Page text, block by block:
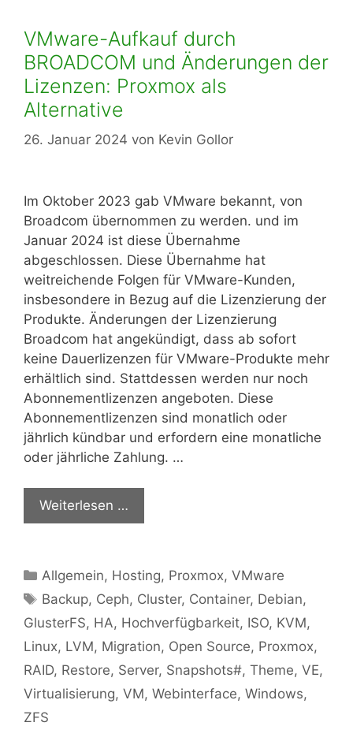
VMware-Aufkauf durch
BROADCOM und Änderungen der
Lizenzen: Proxmox als
Alternative
26. Januar 2024 von Kevin Gollor
Im Oktober 2023 gab VMware bekannt, von
Broadcom übernommen zu werden. und im
Januar 2024 ist diese Übernahme
abgeschlossen. Diese Übernahme hat
weitreichende Folgen für VMware-Kunden,
insbesondere in Bezug auf die Lizenzierung der
Produkte. Änderungen der Lizenzierung
Broadcom hat angekündigt, dass ab sofort
keine Dauerlizenzen für VMware-Produkte mehr
erhältlich sind. Stattdessen werden nur noch
Abonnementlizenzen angeboten. Diese
Abonnementlizenzen sind monatlich oder
jährlich kündbar und erfordern eine monatliche
oder jährliche Zahlung. …
Weiterlesen …
Kategorien
Allgemein, Hosting, Proxmox,VMware
Schlagwörter
Backup, Ceph, Cluster, Container, Debian,
GlusterFS, HA, Hochverfügbarkeit, ISO, KVM,
Linux, LVM, Migration, Open Source, Proxmox,
RAID, Restore, Server, Snapshots#, Theme, VE,
Virtualisierung, VM, Webinterface, Windows,
ZFS